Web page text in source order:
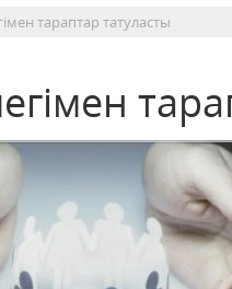
тараптар татуласты